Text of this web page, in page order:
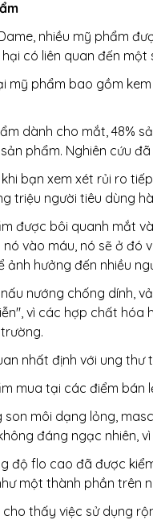
nhiều mỹ phẩm
có liên quan đến
mỹ phẩm bao gồm
dành cho mắt, 48%
phẩm. Nghiên cứu
bạn xem xét rủi ro
người tiêu dùng
được bôi quanh mắt
vào máu, nó sẽ ở
hưởng đến nhiều
nướng chống dính,
vì các hợp chất
nhất định với ung
mua tại các điểm
môi dạng lỏng,
đáng ngạc
độ flo cao đã được
một thành phần trên
thấy việc sử dụng